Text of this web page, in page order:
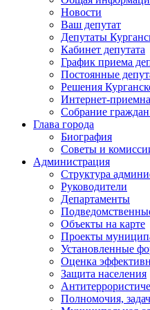
Новости
Ваш депутат
Депутаты
Кабинет депутата
График приема
Постоянные
Решения
Интернет-
Собрание
Глава города
Биография
Советы и
Администрация
Структура
Руководители
Департаменты
Объекты на карте
Проекты
Установленные
Оценка
Защита населения
Полномочия,